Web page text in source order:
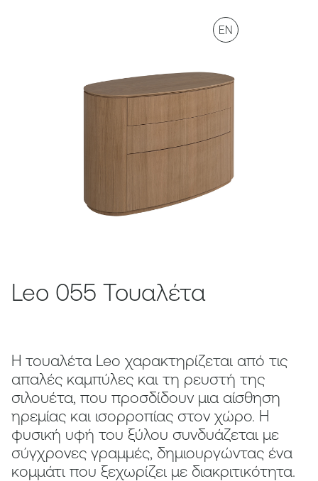
EN
Leo 055 Τουαλέτα
Η τουαλέτα Leo χαρακτηρίζεται από τις
απαλές καμπύλες και τη ρευστή της
σιλουέτα, που προσδίδουν μια αίσθηση
ηρεμίας και ισορροπίας στον χώρο. Η
φυσική υφή του ξύλου συνδυάζεται με
σύγχρονες γραμμές, δημιουργώντας ένα
κομμάτι που ξεχωρίζει με διακριτικότητα.